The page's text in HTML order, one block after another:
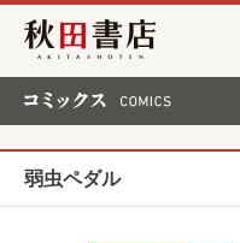
秋田書店
弱虫ペダル